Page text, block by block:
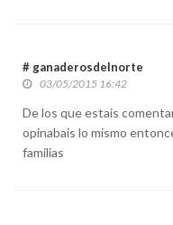
# ganaderosdelnorte
03/05/2015 16:42
De los que estais
opinabais lo mismo
familias